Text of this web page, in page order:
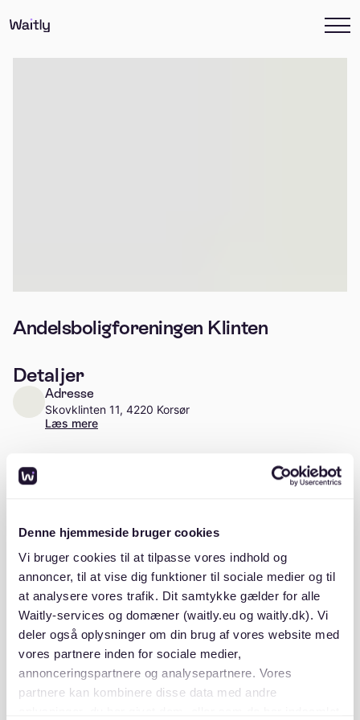
Denne hjemmeside bruger cookies
Vi bruger cookies til at tilpasse vores indhold og
annoncer, til at vise dig funktioner til sociale medier og til
at analysere vores trafik. Dit samtykke gælder for alle
Waitly-services og domæner (waitly.eu og waitly.dk). Vi
deler også oplysninger om din brug af vores website med
vores partnere inden for sociale medier,
annonceringspartnere og analysepartnere. Vores
partnere kan kombinere disse data med andre
Andelsboligforeningen Klinten
Detaljer
Adresse
Skovklinten 11, 4220 Korsør
Læs mere
1988
Beskrivelse